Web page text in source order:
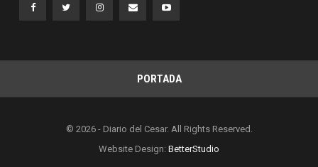
PORTADA
© 2026 - Diario del Cesar. All Rights Reserved.
Website Design: BetterStudio